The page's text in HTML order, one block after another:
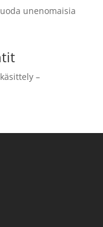
unenomaisia
–